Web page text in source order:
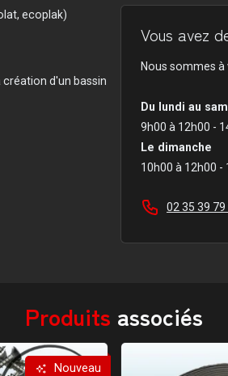
ecoplak)
d'un bassin
Vous avez
Nous sommes
Du lundi au
9h00 à 12h00 -
Le dimanche
10h00 à 12h00 -
02 35 39 79
Produits associés
Nouveau